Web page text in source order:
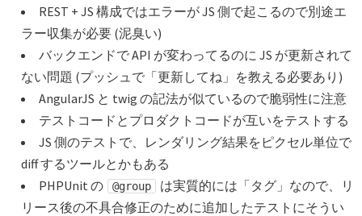
REST + JS 構成ではエラーが JS 側で起こるので別途エ
ラー収集が必要 (泥臭い)
バックエンドで API が変わってるのに JS が更新されて
ない問題 (プッシュで「更新してね」を教える必要あり)
AngularJS と twig の記法が似ているので脆弱性に注意
テストコードとプロダクトコードが互いをテストする
JS 側のテストで、レンダリング結果をピクセル単位で
diff するツールとかもある
PHPUnit の
@group
は実質的には「タグ」なので、リ
リース後の不具合修正のために追加したテストにそうい